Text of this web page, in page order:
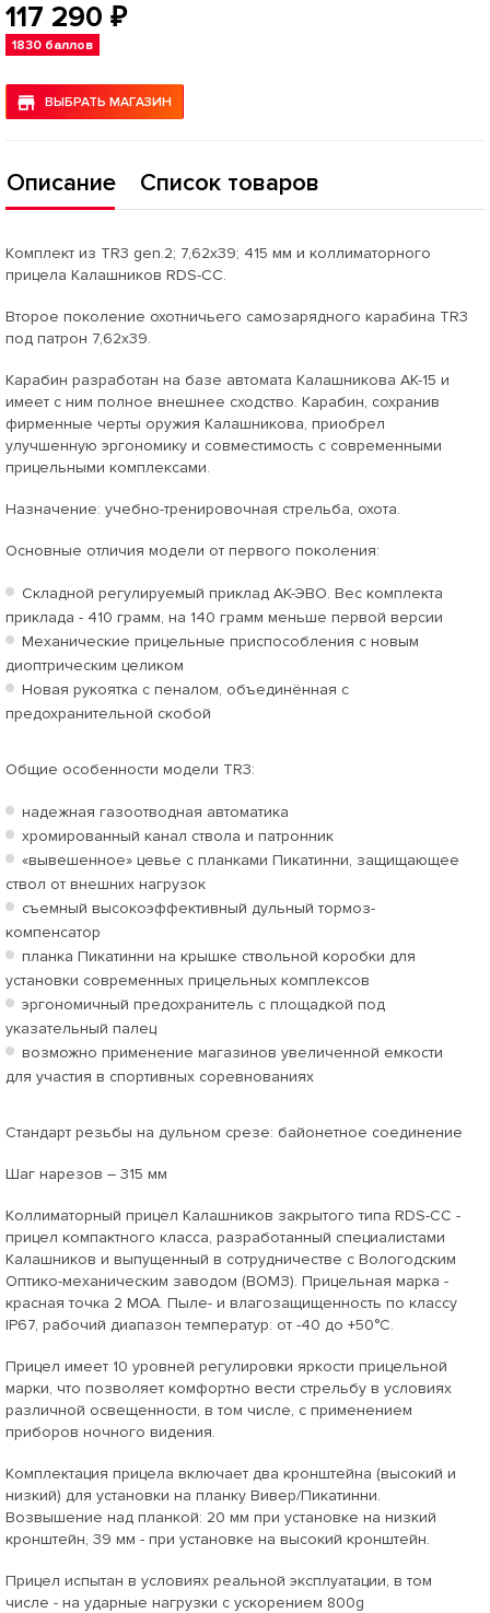
117 290 ₽
1830 баллов
ВЫБРАТЬ МАГАЗИН
Описание Список товаров
Комплект из TR3 gen.2; 7,62х39; 415 мм и коллиматорного
прицела Калашников RDS-CC.
Второе поколение охотничьего самозарядного карабина TR3
под патрон 7,62х39.
Карабин разработан на базе автомата Калашникова АК-15 и
имеет с ним полное внешнее сходство. Карабин, сохранив
фирменные черты оружия Калашникова, приобрел
улучшенную эргономику и совместимость с современными
прицельными комплексами.
Назначение: учебно-тренировочная стрельба, охота.
Основные отличия модели от первого поколения:
Складной регулируемый приклад АК-ЭВО. Вес комплекта
приклада - 410 грамм, на 140 грамм меньше первой версии
Механические прицельные приспособления с новым
диоптрическим целиком
Новая рукоятка с пеналом, объединённая с
предохранительной скобой
Общие особенности модели TR3:
надежная газоотводная автоматика
хромированный канал ствола и патронник
«вывешенное» цевье с планками Пикатинни, защищающее
ствол от внешних нагрузок
съемный высокоэффективный дульный тормоз-
компенсатор
планка Пикатинни на крышке ствольной коробки для
установки современных прицельных комплексов
эргономичный предохранитель с площадкой под
указательный палец
возможно применение магазинов увеличенной емкости
для участия в спортивных соревнованиях
Стандарт резьбы на дульном срезе: байонетное соединение
Шаг нарезов – 315 мм
Коллиматорный прицел Калашников закрытого типа RDS-CC -
прицел компактного класса, разработанный специалистами
Калашников и выпущенный в сотрудничестве с Вологодским
Оптико-механическим заводом (ВОМЗ). Прицельная марка -
красная точка 2 МОА. Пыле- и влагозащищенность по классу
IP67, рабочий диапазон температур: от -40 до +50°С.
Прицел имеет 10 уровней регулировки яркости прицельной
марки, что позволяет комфортно вести стрельбу в условиях
различной освещенности, в том числе, с применением
приборов ночного видения.
Комплектация прицела включает два кронштейна (высокий и
низкий) для установки на планку Вивер/Пикатинни.
Возвышение над планкой: 20 мм при установке на низкий
кронштейн, 39 мм - при установке на высокий кронштейн.
Прицел испытан в условиях реальной эксплуатации, в том
числе - на ударные нагрузки с ускорением 800g